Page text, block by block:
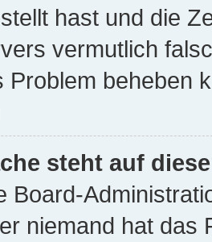
hast und die
vermutlich
Problem beheben
steht auf
Board-
niemand hat das